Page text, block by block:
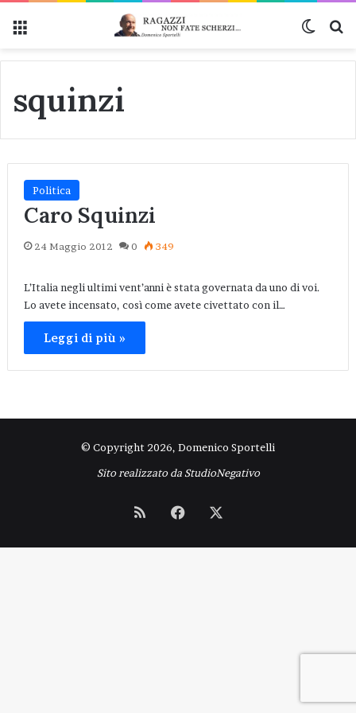
squinzi
Politica
Caro Squinzi
24 Maggio 2012 0 349
L’Italia negli ultimi vent’anni è stata governata da uno di voi.
Lo avete incensato, così come avete civettato con il…
Leggi di più »
© Copyright 2026, Domenico Sportelli
Sito realizzato da StudioNegativo
RSS Facebook